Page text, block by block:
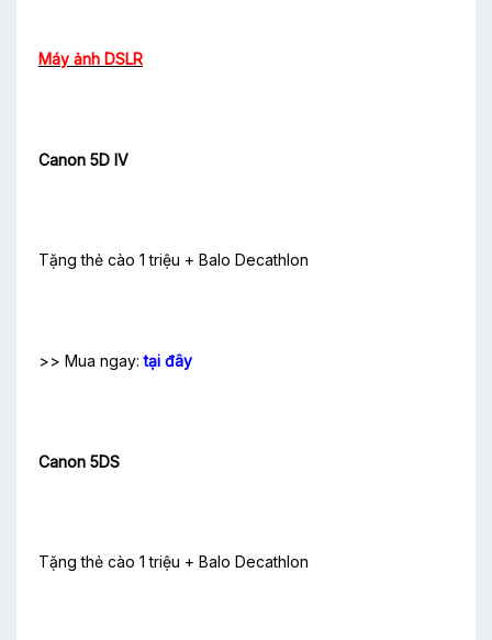
Máy ảnh DSLR
Canon 5D IV
Tặng thẻ cào 1 triệu + Balo Decathlon
>> Mua ngay:tại đây
Canon 5DS
Tặng thẻ cào 1 triệu + Balo Decathlon